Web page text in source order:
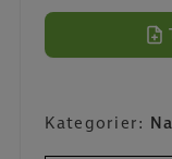
Robinia
antal
Kategorier: